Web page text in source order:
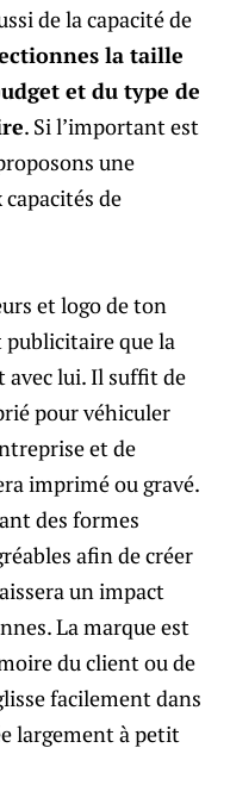
de la capacité de
la taille
et du type de
. Si l’important est
une
capacités de
et logo de ton
que la
avec lui. Il suffit de
pour véhiculer
et de
imprimé ou gravé.
des formes
afin de créer
un impact
La marque est
du client ou de
facilement dans
largement à petit